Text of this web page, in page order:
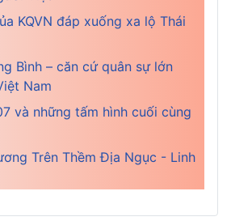
KQVN đáp xuống xa lộ Thái
Bình – căn cứ quân sự lớn
Nam
và những tấm hình cuối cùng
Trên Thềm Địa Ngục - Linh